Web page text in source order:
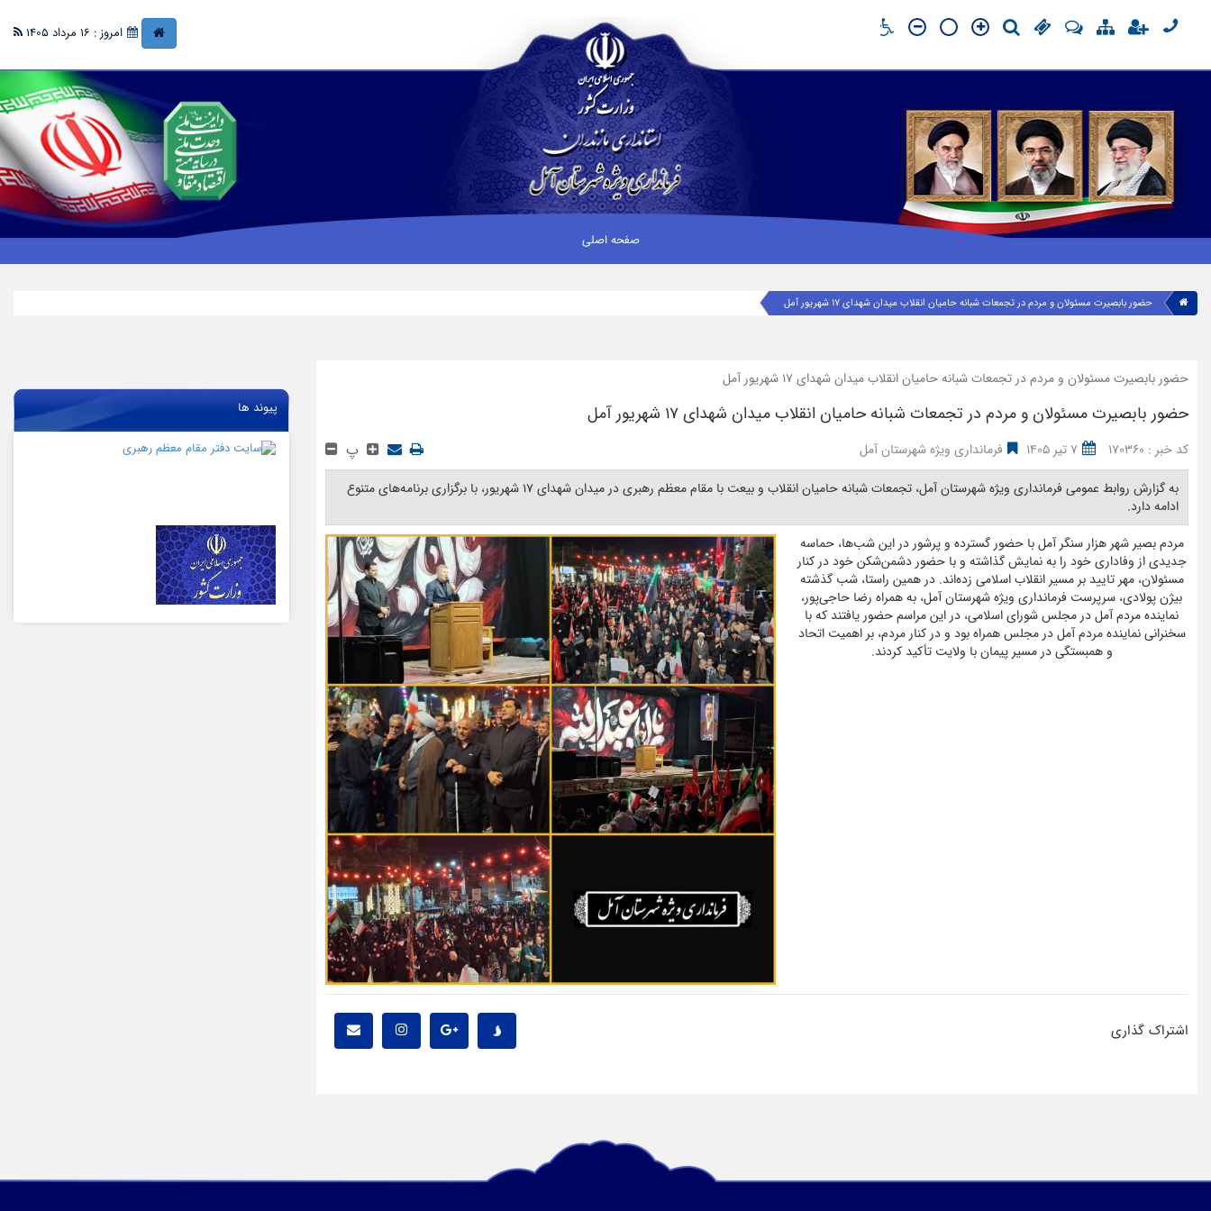
امروز : 16 مرداد 1405
صفحه اصلی
حضور بابصیرت مسئولان و مردم در تجمعات شبانه حامیان انقلاب میدان شهدای ۱۷ شهریور آمل
حضور بابصیرت مسئولان و مردم در تجمعات شبانه حامیان انقلاب میدان شهدای ۱۷ شهریور آمل
حضور بابصیرت مسئولان و مردم در تجمعات شبانه حامیان انقلاب میدان شهدای ۱۷ شهریور آمل
کد خبر : 170360 7 تیر 1405 فرمانداری ویژه شهرستان آمل پ
به گزارش روابط عمومی فرمانداری ویژه شهرستان آمل، تجمعات شبانه حامیان انقلاب و بیعت با مقام معظم رهبری در میدان شهدای ۱۷ شهریور، با برگزاری برنامه‌های متنوع
ادامه دارد. ‎
مردم بصیر شهر هزار سنگر آمل با حضور گسترده و پرشور در این شب‌ها، حماسه
جدیدی از وفاداری خود را به نمایش گذاشته و با حضور دشمن‌شکن خود در کنار
مسئولان، مهر تایید بر مسیر انقلاب اسلامی زده‌اند. در همین راستا، شب گذشته
بیژن پولادی، سرپرست فرمانداری ویژه شهرستان آمل، به همراه رضا حاجی‌پور،
نماینده مردم آمل در مجلس شورای اسلامی، در این مراسم حضور یافتند که با
سخنرانی نماینده مردم آمل در مجلس همراه بود و در کنار مردم، بر اهمیت اتحاد
و همبستگی در مسیر پیمان با ولایت تأکید کردند.
اشتراک گذاری
پیوند ها